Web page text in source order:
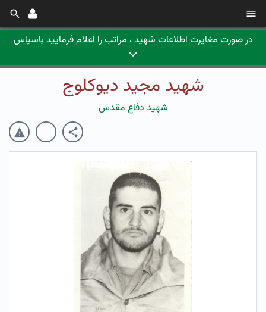
در صورت مغایرت اطلاعات شهید ، مراتب را اعلام فرمایید باسپاس
شهید مجید دیوکلوج
شهید دفاع مقدس